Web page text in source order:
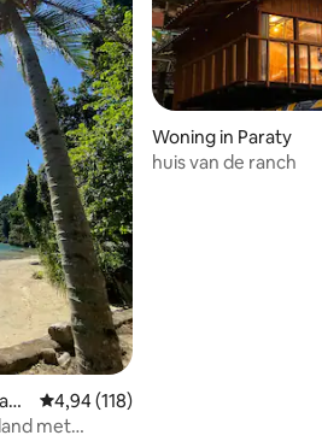
recensies
Gemiddelde beoordeling van 4,94
4,94 (118)
met
Woning in Paraty
huis van de ranch